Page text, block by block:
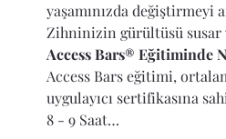
yaşamınızda
Zihninizin gürültüsü
Access Bars® Eğitiminde
Access Bars eğitimi,
uygulayıcı sertifikasına
8 - 9 Saat…